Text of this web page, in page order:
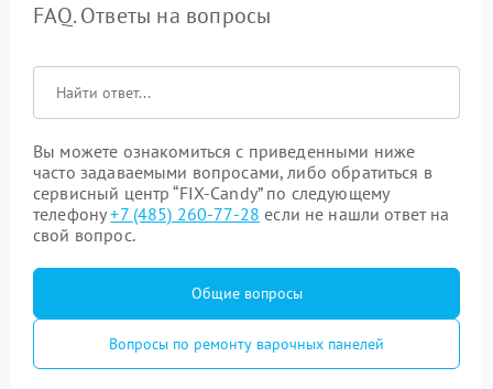
FAQ. Ответы на вопросы
Вы можете ознакомиться с приведенными ниже
часто задаваемыми вопросами, либо обратиться в
сервисный центр “FIX-Candy” по следующему
телефону+7 (485) 260-77-28 если не нашли ответ на
свой вопрос.
Общие вопросы
Вопросы по ремонту варочных панелей